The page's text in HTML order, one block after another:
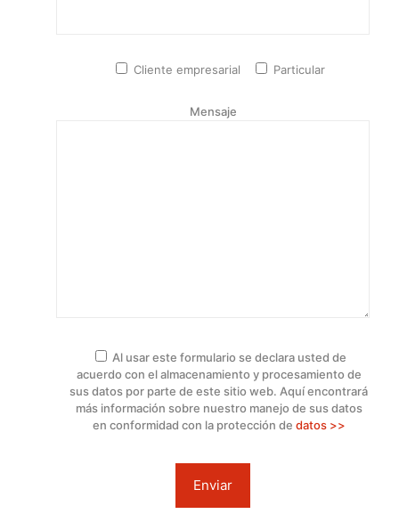
Cliente empresarial Particular
Mensaje
Al usar este formulario se declara usted de
acuerdo con el almacenamiento y procesamiento de
sus datos por parte de este sitio web. Aquí encontrará
más información sobre nuestro manejo de sus datos
en conformidad con la protección de datos >>